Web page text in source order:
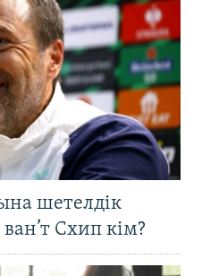
шетелдік
Схип кім?